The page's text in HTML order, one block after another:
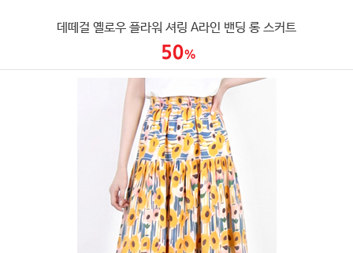
데떼걸 옐로우 플라워 셔링 A라인 밴딩 롱 스커트